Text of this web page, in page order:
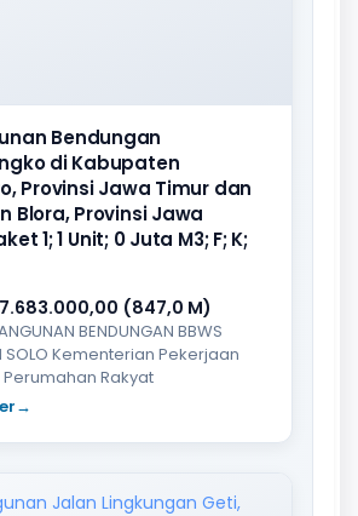
Bendungan
di Kabupaten
Provinsi Jawa Timur dan
Blora, Provinsi Jawa
1; 1 Unit; 0 Juta M3; F; K;
(847,0 M)
BENDUNGAN BBWS
SOLO Kementerian Pekerjaan
Rakyat
→